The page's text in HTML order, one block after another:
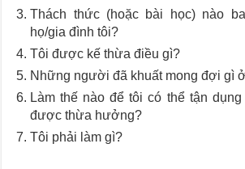
Thách thức (hoặc bài học) nào
họ/gia đình tôi?
Tôi được kế thừa điều gì?
Những người đã khuất mong đợi gì
Làm thế nào để tôi có thể tận
được thừa hưởng?
Tôi phải làm gì?